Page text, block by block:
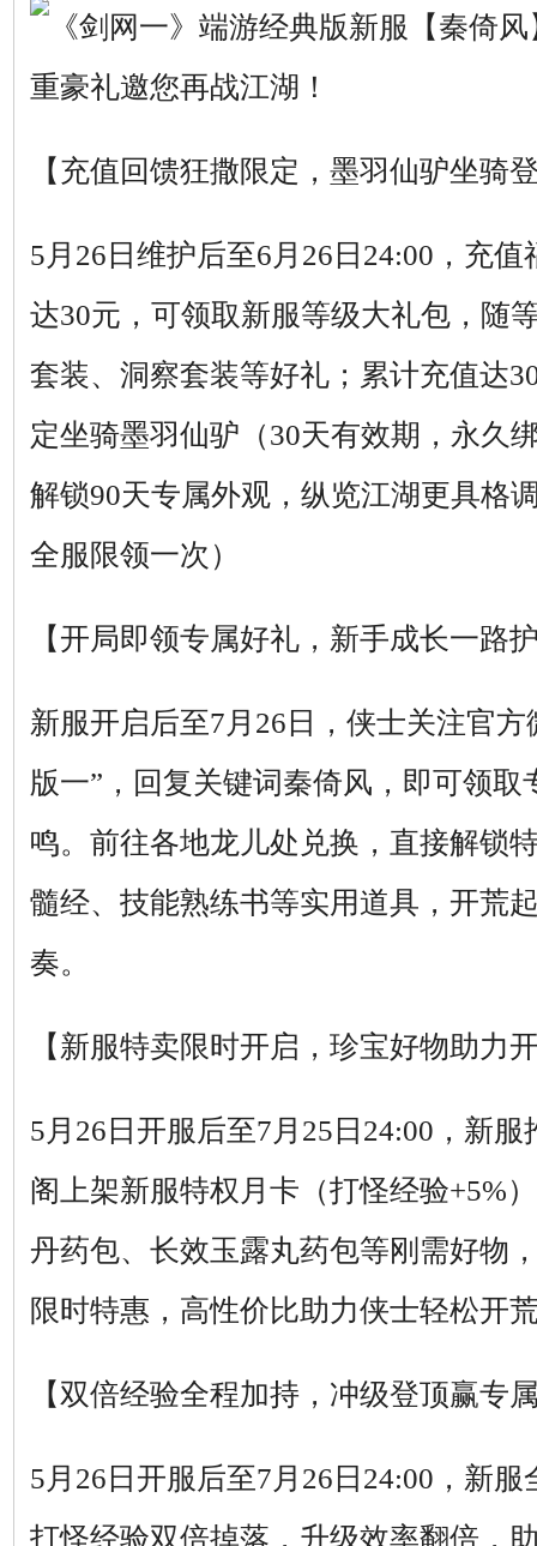
【充值回馈狂撒限定，墨羽仙驴坐骑
5月26日维护后至6月26日24:00，充
达30元，可领取新服等级大礼包，随
套装、洞察套装等好礼；累计充值达
定坐骑墨羽仙驴（30天有效期，永久
解锁90天专属外观，纵览江湖更具格
全服限领一次）
【开局即领专属好礼，新手成长一路
新服开启后至7月26日，侠士关注官
版一”，回复关键词秦倚风，即可领
鸣。前往各地龙儿处兑换，直接解锁
髓经、技能熟练书等实用道具，开荒
奏。
【新服特卖限时开启，珍宝好物助力
5月26日开服后至7月25日24:00，新
阁上架新服特权月卡（打怪经验+5%
丹药包、长效玉露丸药包等刚需好物
限时特惠，高性价比助力侠士轻松开
【双倍经验全程加持，冲级登顶赢专
5月26日开服后至7月26日24:00，新
打怪经验双倍掉落，升级效率翻倍，